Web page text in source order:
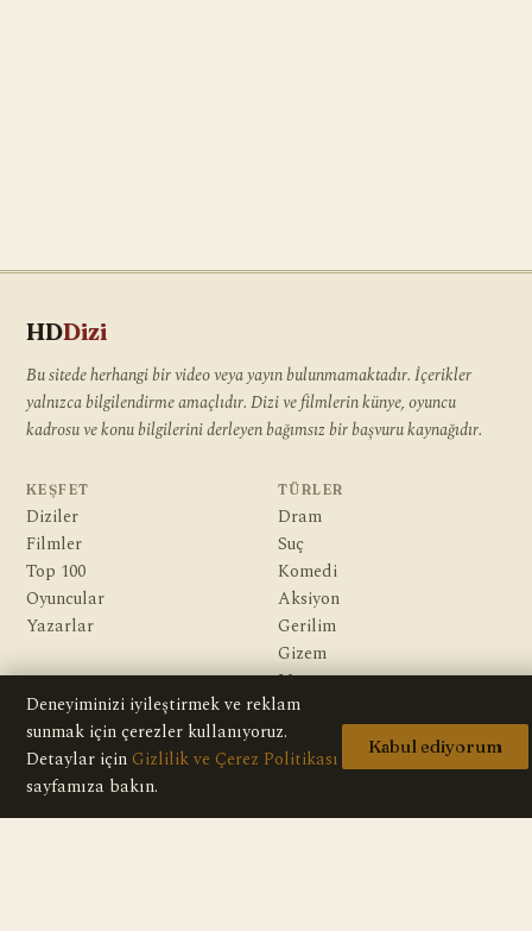
HDDizi
Bu sitede herhangi bir video veya yayın bulunmamaktadır. İçerikler
yalnızca bilgilendirme amaçlıdır. Dizi ve filmlerin künye, oyuncu
kadrosu ve konu bilgilerini derleyen bağımsız bir başvuru kaynağıdır.
KEŞFET
Diziler
Filmler
Top 100
Oyuncular
Yazarlar
TÜRLER
Dram
Suç
Komedi
Aksiyon
Gerilim
Gizem
Macera
Bilim Kurgu & Fantazi
KURUMSAL
Hakkımızda
Editoryal İlkeler
Deneyiminizi iyileştirmek ve reklam
sunmak için çerezler kullanıyoruz.
Detaylar için Gizlilik ve Çerez Politikası
sayfamıza bakın.
Kabul ediyorum